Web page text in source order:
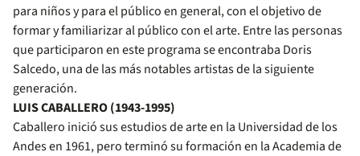
para niños y para el público en general, con el objetivo de
formar y familiarizar al público con el arte. Entre las personas
que participaron en este programa se encontraba Doris
Salcedo, una de las más notables artistas de la siguiente
generación.
LUIS CABALLERO (1943-1995)
Caballero inició sus estudios de arte en la Universidad de los
Andes en 1961, pero terminó su formación en la Academia de